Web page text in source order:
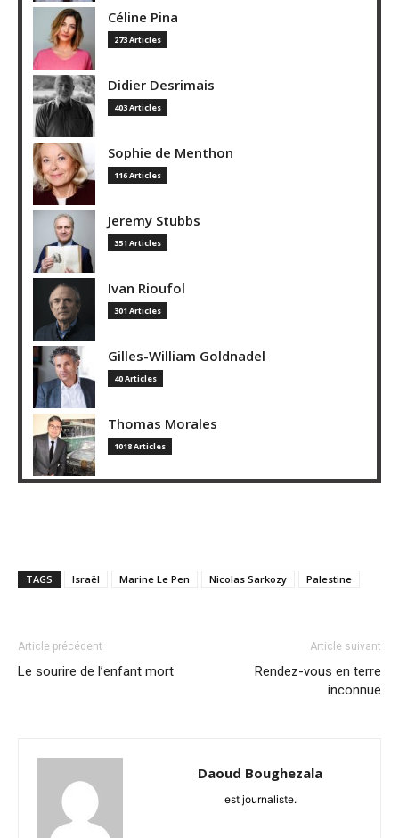
Céline Pina
273 Articles
Didier Desrimais
403 Articles
Sophie de Menthon
116 Articles
Jeremy Stubbs
351 Articles
Ivan Rioufol
301 Articles
Gilles-William Goldnadel
40 Articles
Thomas Morales
1018 Articles
TAGS Israël Marine Le Pen Nicolas Sarkozy Palestine
Article précédent
Le sourire de l’enfant mort
Article suivant
Rendez-vous en terre
inconnue
Daoud Boughezala
est journaliste.